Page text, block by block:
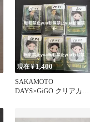
現在 ¥1,400
SAKAMOTO
DAYS×GiGO クリアカー